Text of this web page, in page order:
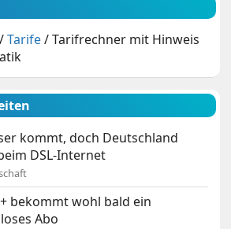
/Tarife/Tarifrechner mit Hinweis
kommt, doch Deutschland
DSL-Internet
bekommt wohl bald ein
Abo